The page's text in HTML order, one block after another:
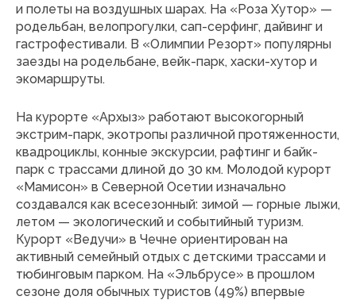
и полеты на воздушных шарах. На «Роза Хутор» —
родельбан, велопрогулки, сап-серфинг, дайвинг и
гастрофестивали. В «Олимпии Резорт» популярны
заезды на родельбане, вейк-парк, хаски-хутор и
экомаршруты.
На курорте «Архыз» работают высокогорный
экстрим-парк, экотропы различной протяженности,
квадроциклы, конные экскурсии, рафтинг и байк-
парк с трассами длиной до 30 км. Молодой курорт
«Мамисон» в Северной Осетии изначально
создавался как всесезонный: зимой — горные лыжи,
летом — экологический и событийный туризм.
Курорт «Ведучи» в Чечне ориентирован на
активный семейный отдых с детскими трассами и
тюбинговым парком. На «Эльбрусе» в прошлом
сезоне доля обычных туристов (49%) впервые